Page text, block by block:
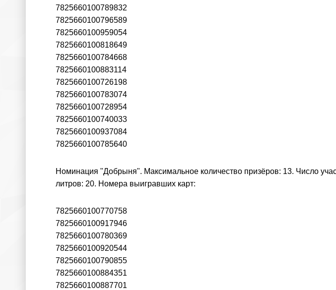
7825660100789832
7825660100796589
7825660100959054
7825660100818649
7825660100784668
7825660100883114
7825660100726198
7825660100783074
7825660100728954
7825660100740033
7825660100937084
7825660100785640
Номинация "Добрыня". Максимальное количество призёров: 13. Число
литров: 20. Номера выигравших карт:
7825660100770758
7825660100917946
7825660100780369
7825660100920544
7825660100790855
7825660100884351
7825660100887701